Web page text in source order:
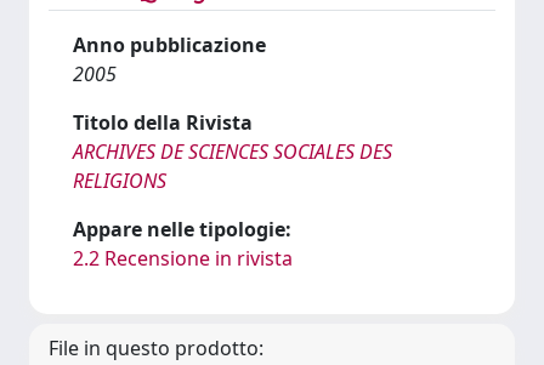
Anno pubblicazione
2005
Titolo della Rivista
ARCHIVES DE SCIENCES SOCIALES DES
RELIGIONS
Appare nelle tipologie:
2.2 Recensione in rivista
File in questo prodotto: